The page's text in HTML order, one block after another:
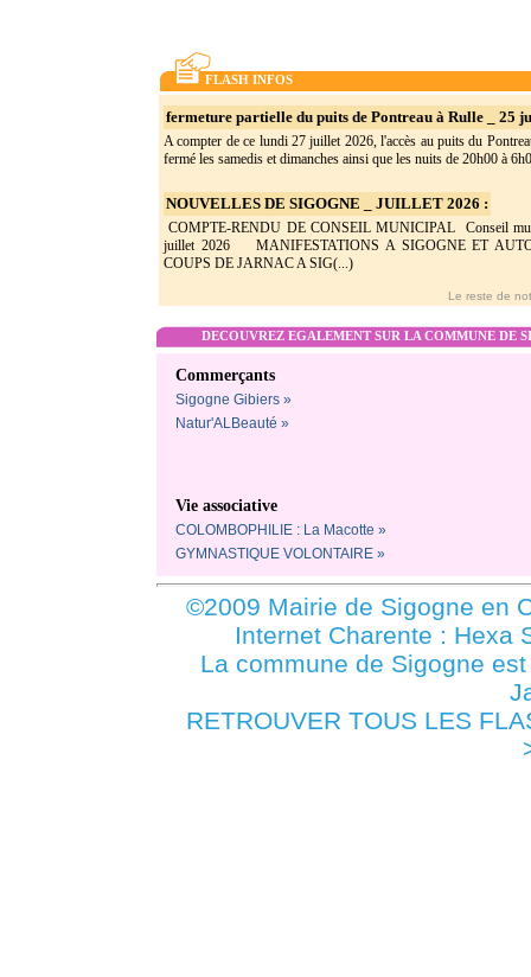
FLASH INFOS
fermeture partielle du puits de Pontreau à Rulle _ 25
A compter de ce lundi 27 juillet 2026, l'accès au puits du
fermé les samedis et dimanches ainsi que les nuits de 20h00 à
NOUVELLES DE SIGOGNE _ JUILLET 2026 :
COMPTE-RENDU DE CONSEIL MUNICIPAL Conseil
juillet 2026 MANIFESTATIONS A SIGOGNE ET
COUPS DE JARNAC A SIG(...)
Le reste de
DECOUVREZ EGALEMENT SUR LA COMMUNE DE
Commerçants
Sigogne Gibiers »
Natur'ALBeauté »
Vie associative
COLOMBOPHILIE : La Macotte »
GYMNASTIQUE VOLONTAIRE »
©2009 Mairie de Sigogne en
Internet Charente : Hexa
La commune de Sigogne
RETROUVER TOUS LES